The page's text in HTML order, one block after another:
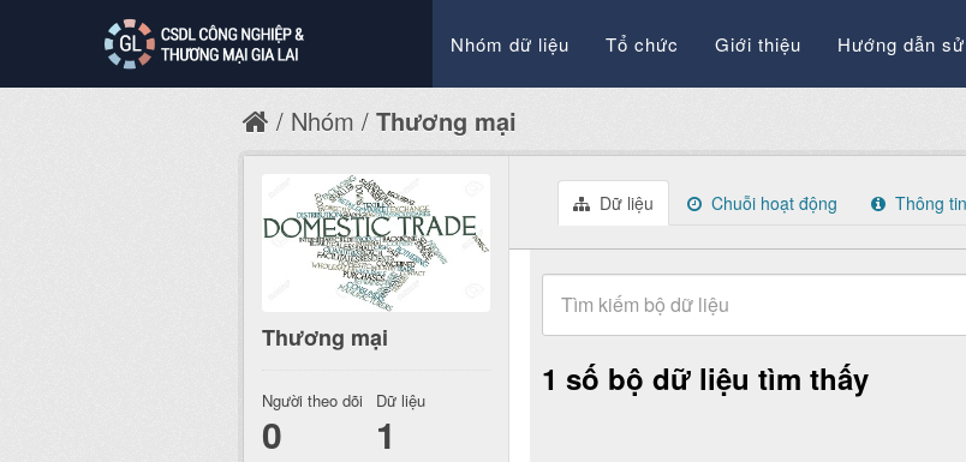
Nhóm dữ liệu Tổ chức Giới thiệu Hướng dẫn
Nhóm Thương mại
Dữ liệu Chuỗi hoạt động Thông tin
1 số bộ dữ liệu tìm thấy
Thương mại
Người theo dõi
0
Dữ liệu
1